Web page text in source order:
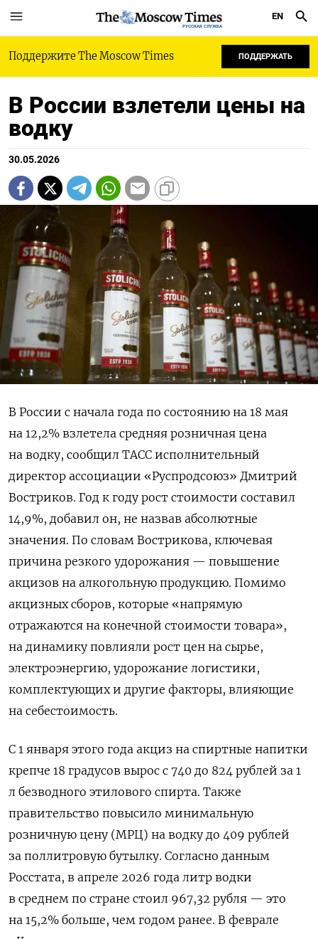
РУССКАЯ СЛУЖБА
EN
Поддержите The Moscow Times ПОДДЕРЖАТЬ
В России взлетели цены на
водку
30.05.2026
В России с начала года по состоянию на 18 мая
на 12,2% взлетела средняя розничная цена
на водку, сообщил ТАСС исполнительный
директор ассоциации «Руспродсоюз» Дмитрий
Востриков. Год к году рост стоимости составил
14,9%, добавил он, не назвав абсолютные
значения. По словам Вострикова, ключевая
причина резкого удорожания — повышение
акцизов на алкогольную продукцию. Помимо
акцизных сборов, которые «напрямую
отражаются на конечной стоимости товара»,
на динамику повлияли рост цен на сырье,
электроэнергию, удорожание логистики,
комплектующих и другие факторы, влияющие
на себестоимость.
С 1 января этого года акциз на спиртные напитки
крепче 18 градусов вырос с 740 до 824 рублей за 1
л безводного этилового спирта. Также
правительство повысило минимальную
розничную цену (МРЦ) на водку до 409 рублей
за поллитровую бутылку. Согласно данным
Росстата, в апреле 2026 года литр водки
в среднем по стране стоил 967,32 рубля — это
на 15,2% больше, чем годом ранее. В феврале